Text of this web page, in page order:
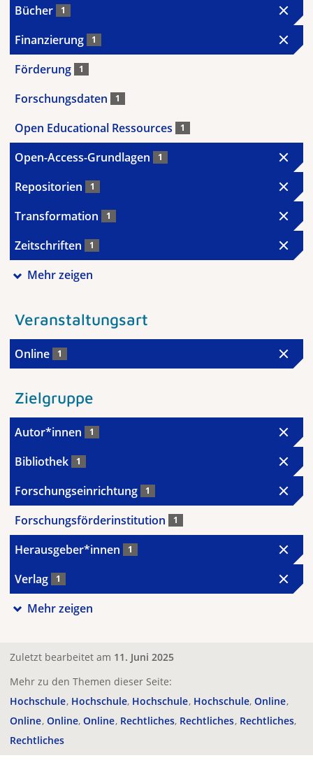
Bücher 1
Finanzierung 1
Förderung 1
Forschungsdaten 1
Open Educational Ressources 1
Open-Access-Grundlagen 1
Repositorien 1
Transformation 1
Zeitschriften 1
Mehr zeigen
Veranstaltungsart
Online 1
Zielgruppe
Autor*innen 1
Bibliothek 1
Forschungseinrichtung 1
Forschungsförderinstitution 1
Herausgeber*innen 1
Verlag 1
Mehr zeigen
Zuletzt bearbeitet am 11. Juni 2025
Mehr zu den Themen dieser Seite:
Hochschule Hochschule Hochschule Hochschule Online
Online Online Online Rechtliches Rechtliches Rechtliches
Rechtliches